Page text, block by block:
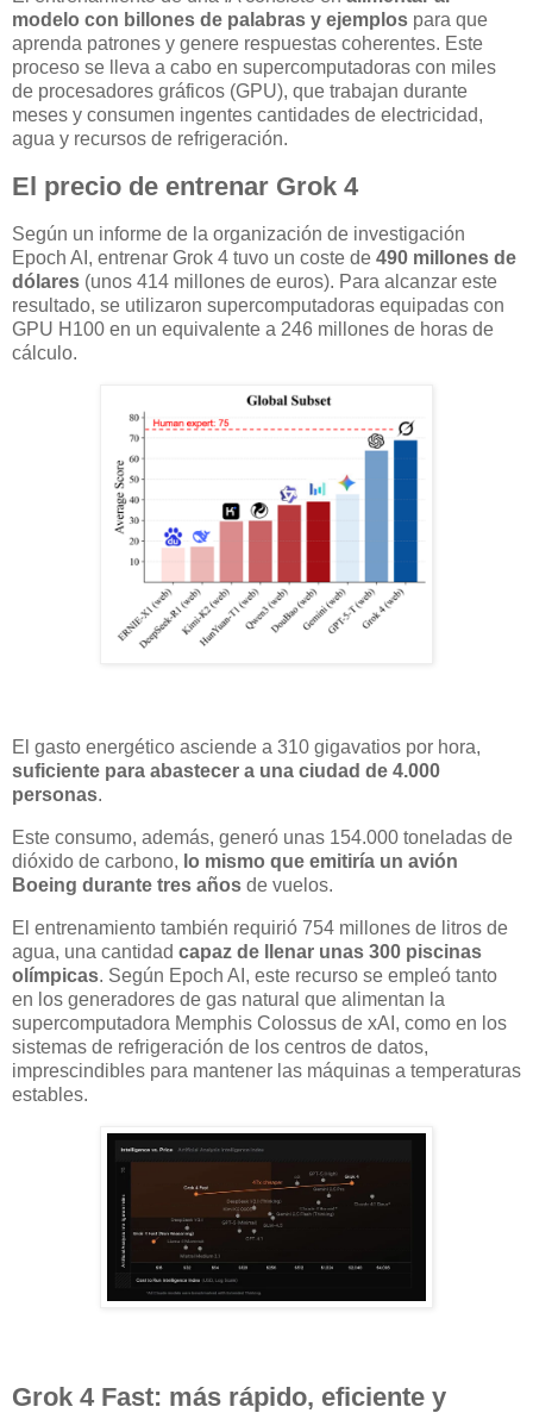
modelo con billones de palabras y ejemplos para que
aprenda patrones y genere respuestas coherentes. Este
proceso se lleva a cabo en supercomputadoras con miles
de procesadores gráficos (GPU), que trabajan durante
meses y consumen ingentes cantidades de electricidad,
agua y recursos de refrigeración.
El precio de entrenar Grok 4
Según un informe de la organización de investigación
Epoch AI, entrenar Grok 4 tuvo un coste de 490 millones de
dólares (unos 414 millones de euros). Para alcanzar este
resultado, se utilizaron supercomputadoras equipadas con
GPU H100 en un equivalente a 246 millones de horas de
cálculo.
El gasto energético asciende a 310 gigavatios por hora,
suficiente para abastecer a una ciudad de 4.000
personas.
Este consumo, además, generó unas 154.000 toneladas de
dióxido de carbono, lo mismo que emitiría un avión
Boeing durante tres años de vuelos.
El entrenamiento también requirió 754 millones de litros de
agua, una cantidad capaz de llenar unas 300 piscinas
olímpicas. Según Epoch AI, este recurso se empleó tanto
en los generadores de gas natural que alimentan la
supercomputadora Memphis Colossus de xAI, como en los
sistemas de refrigeración de los centros de datos,
imprescindibles para mantener las máquinas a temperaturas
estables.
Grok 4 Fast: más rápido, eficiente y